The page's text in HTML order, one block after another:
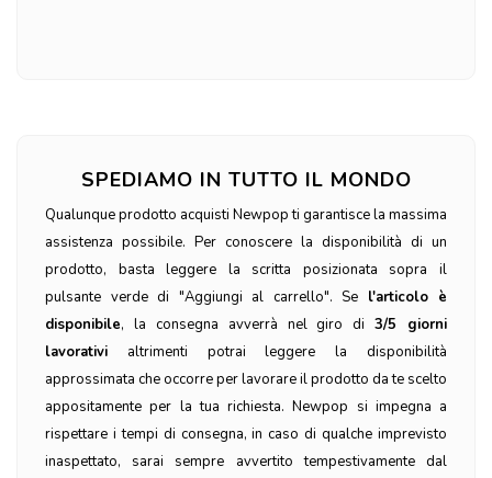
SPEDIAMO IN TUTTO IL MONDO
Qualunque prodotto acquisti Newpop ti garantisce la massima
assistenza possibile. Per conoscere la disponibilità di un
prodotto, basta leggere la scritta posizionata sopra il
pulsante verde di "Aggiungi al carrello". Se l'articolo è
disponibile, la consegna avverrà nel giro di3/5 giorni
lavorativi altrimenti potrai leggere la disponibilità
approssimata che occorre per lavorare il prodotto da te scelto
appositamente per la tua richiesta. Newpop si impegna a
rispettare i tempi di consegna, in caso di qualche imprevisto
inaspettato, sarai sempre avvertito tempestivamente dal